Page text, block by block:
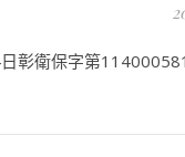
彰衛保字第